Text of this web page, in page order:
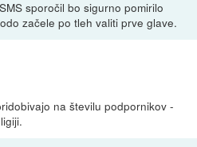
sporočil bo sigurno pomirilo
začele po tleh valiti prve glave.
na številu podpornikov -